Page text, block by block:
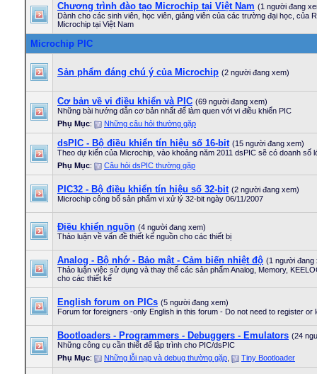
Chương trình đào tạo Microchip tại Việt Nam (1 người đang
Dành cho các sinh viên, học viên, giảng viên của các trường đại học, của
Microchip tại Việt Nam
Microchip PIC
Sản phẩm đáng chú ý của Microchip (2 người đang xem)
Cơ bản về vi điều khiển và PIC (69 người đang xem)
Những bài hướng dẫn cơ bản nhất để làm quen với vi điều khiển PIC
Phụ Mục: Những câu hỏi thường gặp
dsPIC - Bộ điều khiển tín hiệu số 16-bit (15 người đang xem)
Theo dự kiến của Microchip, vào khoảng năm 2011 dsPIC sẽ có doanh số
Phụ Mục: Câu hỏi dsPIC thường gặp
PIC32 - Bộ điều khiển tín hiệu số 32-bit (2 người đang xem)
Microchip công bố sản phẩm vi xử lý 32-bit ngày 06/11/2007
Điều khiển nguồn (4 người đang xem)
Thảo luận về vấn đề thiết kế nguồn cho các thiết bị
Analog - Bộ nhớ - Bảo mật - Cảm biến nhiệt độ (1 người đang
Thảo luận việc sử dụng và thay thế các sản phẩm Analog, Memory,
cho các thiết kế
English forum on PICs (5 người đang xem)
Forum for foreigners -only English in this forum - Do not need to register or
Bootloaders - Programmers - Debuggers - Emulators (24
Những công cụ cần thiết để lập trình cho PIC/dsPIC
Phụ Mục: Những lỗi nạp và debug thường gặp Tiny Bootloader